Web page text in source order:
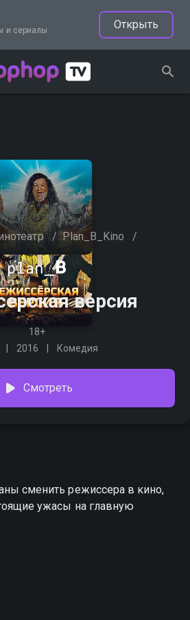
и сериалы
Открыть
/ Plan_B_Kino /
версия
18+
2016 Комедия
Смотреть
сменить режиссера в кино,
ужасы на главную